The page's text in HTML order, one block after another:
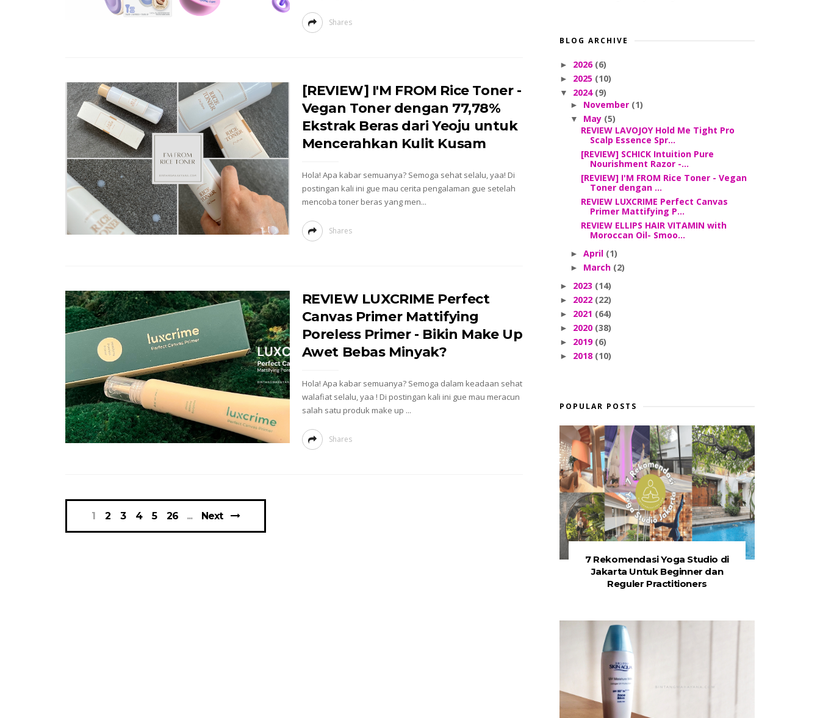
Shares
[REVIEW] I'M FROM Rice Toner -
Vegan Toner dengan 77,78%
Ekstrak Beras dari Yeoju untuk
Mencerahkan Kulit Kusam
Hola! Apa kabar semuanya? Semoga sehat selalu, yaa! Di
postingan kali ini gue mau cerita pengalaman gue setelah
mencoba toner beras yang men...
Shares
REVIEW LUXCRIME Perfect
Canvas Primer Mattifying
Poreless Primer - Bikin Make Up
Awet Bebas Minyak?
Hola! Apa kabar semuanya? Semoga dalam keadaan sehat
walafiat selalu, yaa ! Di postingan kali ini gue mau meracun
salah satu produk make up ...
Shares
1 2 3 4 5 26 Next
BLOG ARCHIVE
► 2026 (6)
► 2025 (10)
▼ 2024 (9)
► November (1)
▼ May (5)
REVIEW LAVOJOY Hold Me Tight Pro
Scalp Essence Spr...
[REVIEW] SCHICK Intuition Pure
Nourishment Razor -...
[REVIEW] I'M FROM Rice Toner - Vegan
Toner dengan ...
REVIEW LUXCRIME Perfect Canvas
Primer Mattifying P...
REVIEW ELLIPS HAIR VITAMIN with
Moroccan Oil- Smoo...
► April (1)
► March (2)
► 2023 (14)
► 2022 (22)
► 2021 (64)
► 2020 (38)
► 2019 (6)
► 2018 (10)
POPULAR POSTS
7 Rekomendasi Yoga Studio di
Jakarta Untuk Beginner dan
Reguler Practitioners